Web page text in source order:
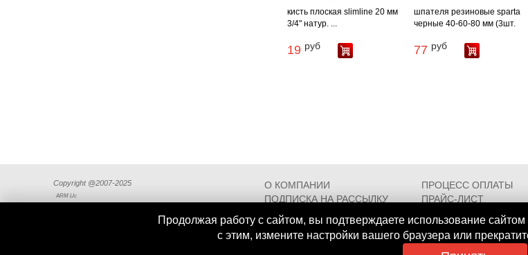
кисть плоская slimline 20 мм
3/4" натур. ...
19 руб
шпателя резиновые sparta
черные 40-60-80 мм (3шт.
77 руб
Продолжая работу с сайтом, вы подтверждаете использование
с этим, измените настройки вашего браузера или
Copyright @2007-2025
ARM Llc
О КОМПАНИИ ПРОЦЕСС ОПЛАТЫ
ПОДПИСКА НА РАССЫЛКУ
ПРАЙС-ЛИСТ
СХЕМА ПРОЕЗДА